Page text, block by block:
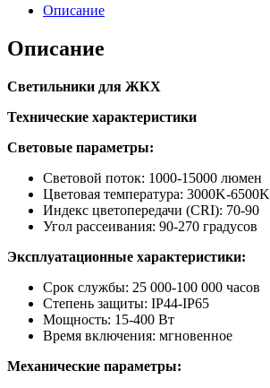
Описание
Описание
Светильники для ЖКХ
Технические характеристики
Световые параметры:
Световой поток: 1000-15000 люмен
Цветовая температура: 3000K-6500K
Индекс цветопередачи (CRI): 70-90
Угол рассеивания: 90-270 градусов
Эксплуатационные характеристики:
Срок службы: 25 000-100 000 часов
Степень защиты: IP44-IP65
Мощность: 15-400 Вт
Время включения: мгновенное
Механические параметры: